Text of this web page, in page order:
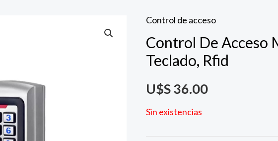
Control de acceso
Control De Acceso
Teclado, Rfid
U$S36.00
Sin existencias